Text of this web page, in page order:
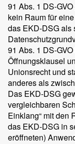
91 Abs. 1 DS-
kein Raum für
das EKD-DSG als
91 Abs. 1 DS-
Öffnungsklausel
Unionsrecht und
anderes als
Das EKD-DSG
vergleichbaren
Einklang“ mit den
das EKD-DSG in
eröffneten)